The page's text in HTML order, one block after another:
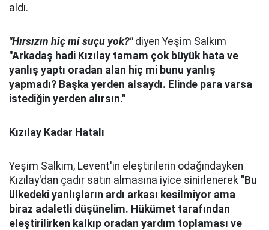
aldı.
"Hırsızın hiç mi suçu yok?"diyen Yeşim Salkım
"Arkadaş hadi Kızılay tamam çok büyük hata ve
yanlış yaptı oradan alan hiç mi bunu yanlış
yapmadı? Başka yerden alsaydı. Elinde para varsa
istediğin yerden alırsın."
Kızılay Kadar Hatalı
Yeşim Salkım, Levent'in eleştirilerin odağındayken
Kızılay'dan çadır satın almasına iyice sinirlenerek "Bu
ülkedeki yanlışların ardı arkası kesilmiyor ama
biraz adaletli düşünelim. Hükümet tarafından
eleştirilirken kalkıp oradan yardım toplaması ve